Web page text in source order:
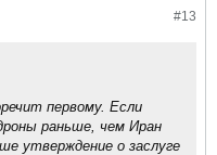
#13
первому. Если
раньше, чем Иран
утверждение о заслуге